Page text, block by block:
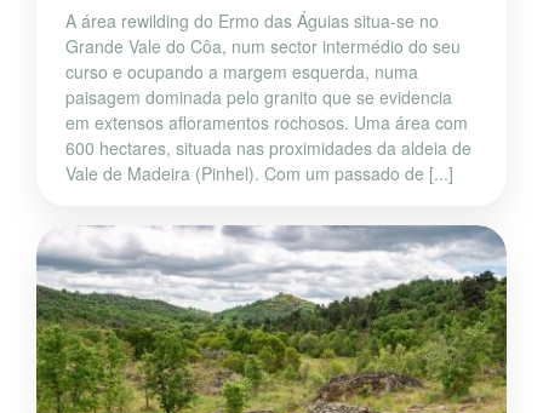
A área rewilding do Ermo das Águias situa-se no
Grande Vale do Côa, num sector intermédio do seu
curso e ocupando a margem esquerda, numa
paisagem dominada pelo granito que se evidencia
em extensos afloramentos rochosos. Uma área com
600 hectares, situada nas proximidades da aldeia de
Vale de Madeira (Pinhel). Com um passado de [...]